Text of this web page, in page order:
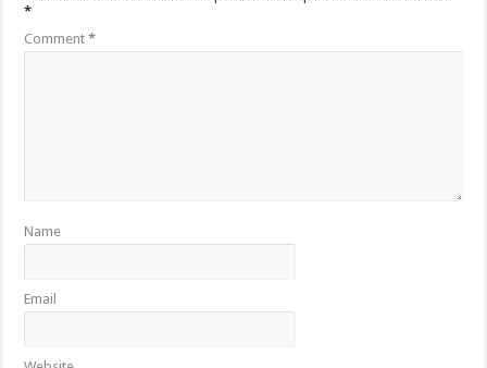
*
Comment*
Name
Email